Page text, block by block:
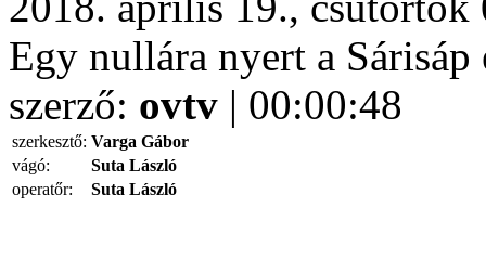
Egy nullára nyert a
szerző: ovtv | 00:00:48
szerkesztő: Varga Gábor
vágó:
Suta László
operatőr:
Suta László